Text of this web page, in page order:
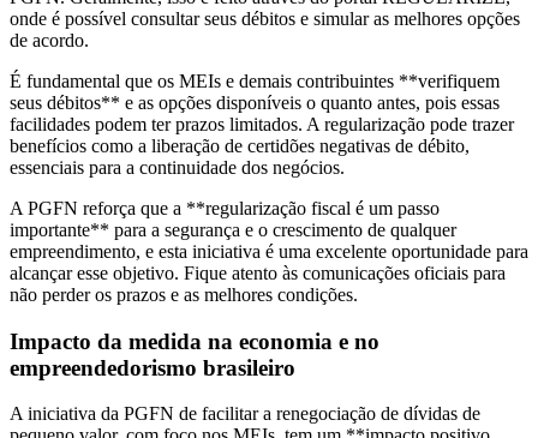
onde é possível consultar seus débitos e simular as melhores opções
de acordo.
É fundamental que os MEIs e demais contribuintes **verifiquem
seus débitos** e as opções disponíveis o quanto antes, pois essas
facilidades podem ter prazos limitados. A regularização pode trazer
benefícios como a liberação de certidões negativas de débito,
essenciais para a continuidade dos negócios.
A PGFN reforça que a **regularização fiscal é um passo
importante** para a segurança e o crescimento de qualquer
empreendimento, e esta iniciativa é uma excelente oportunidade para
alcançar esse objetivo. Fique atento às comunicações oficiais para
não perder os prazos e as melhores condições.
Impacto da medida na economia e no
empreendedorismo brasileiro
A iniciativa da PGFN de facilitar a renegociação de dívidas de